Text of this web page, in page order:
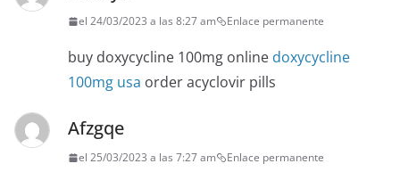
el 24/03/2023 a las 8:27 am Enlace permanente
buy doxycycline 100mg online doxycycline
100mg usa order acyclovir pills
Afzgqe
el 25/03/2023 a las 7:27 am Enlace permanente